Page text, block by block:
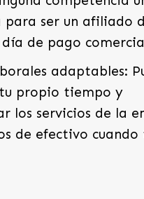
para ser un afiliado
día de pago
adaptables:
propio tiempo y
los servicios de la
de efectivo cuando